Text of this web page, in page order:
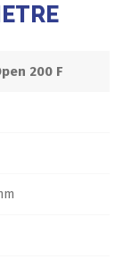
200 F